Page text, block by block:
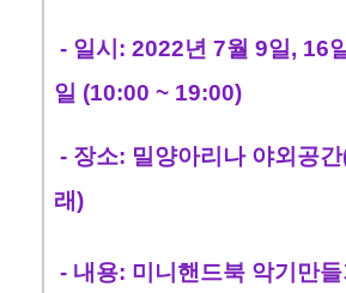
- 일시: 2022년 7월 9일, 16
일 (10:00 ~ 19:00)
- 장소: 밀양아리나 야외공
래)
- 내용: 미니핸드북 악기만